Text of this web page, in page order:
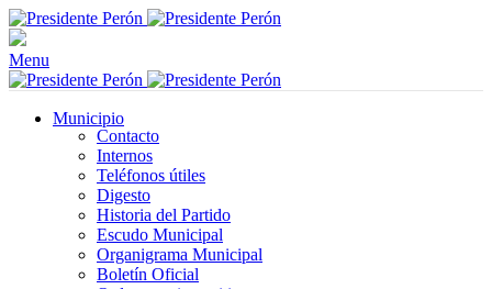
Menu
Municipio
Contacto
Internos
Teléfonos útiles
Digesto
Historia del Partido
Escudo Municipal
Organigrama Municipal
Boletín Oficial